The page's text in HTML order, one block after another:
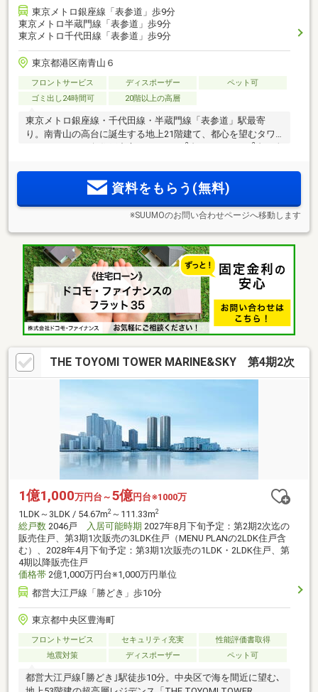
東京メトロ銀座線「表参道」歩9分
東京メトロ半蔵門線「表参道」歩9分
東京メトロ千代田線「表参道」歩9分
東京都港区南青山６
フロントサービス ディスポーザー
ペット可
ゴミ出し24時間可
20階以上の高層
東京メトロ銀座線・千代田線・半蔵門線「表参道」駅最寄
り。南青山の高台に誕生する地上21階建て、都心を望むタワ
ーレジデンス。角住戸中心。1LDK40m
2 台～3LDK143m 2 台の全
化施設も身近なロケーション【物件エントリー受付中】
資料をもらう(無料)
※SUUMOのお問い合わせページへ移動します
THE TOYOMI TOWER MARINE&SKY 第4期2次
1億1,000万円台～ 5億円台※1000万
1LDK～3LDK / 54.67m2 ～111.33m2
総戸数 2046戸 入居可能時期 2027年8月下旬予定：第2期2次迄の
販売住戸、第3期1次販売の3LDK住戸（MENU PLANの2LDK住戸含
む）、2028年4月下旬予定：第3期1次販売の1LDK・2LDK住戸、第
4期以降販売住戸
価格帯 2億1,000万円台※1,000万円単位
都営大江戸線「勝どき」歩10分
東京都中央区豊海町
フロントサービス セキュリティ充実
性能評価書取得
地震対策
ディスポーザー ペット可
都営大江戸線｢勝どき｣駅徒歩10分。中央区で海を間近に望む､